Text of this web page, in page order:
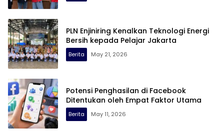
PLN Enjiniring Kenalkan Teknologi Energi
Bersih kepada Pelajar Jakarta
Berita May 21, 2026
Potensi Penghasilan di Facebook
Ditentukan oleh Empat Faktor Utama
Berita May 11, 2026